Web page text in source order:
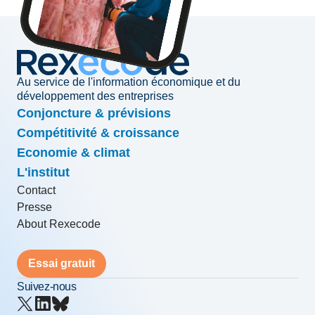
Au service de l'information économique et du
développement des entreprises
Conjoncture & prévisions
Compétitivité & croissance
Economie & climat
L'institut
Contact
Presse
About Rexecode
Essai gratuit
Suivez-nous